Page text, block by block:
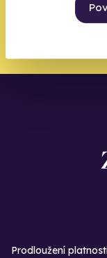
Chci
Prodloužení